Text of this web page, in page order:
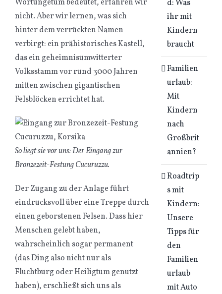
Wortungetüm bedeutet, erfahren wir
nicht. Aber wir lernen, was sich
hinter dem verrückten Namen
verbirgt: ein prähistorisches Kastell,
das ein geheimnisumwitterter
Volksstamm vor rund 3000 Jahren
mitten zwischen gigantischen
Felsblöcken errichtet hat.
So liegt sie vor uns: Der Eingang zur
Bronzezeit-Festung Cucuruzzu.
Der Zugang zu der Anlage führt
eindrucksvoll über eine Treppe durch
einen geborstenen Felsen. Dass hier
Menschen gelebt haben,
wahrscheinlich sogar permanent
(das Ding also nicht nur als
Fluchtburg oder Heiligtum genutzt
haben), erschließt sich uns als
d: Was
ihr mit
Kindern
braucht
Familien
urlaub:
Mit
Kindern
nach
Großbrit
annien?
Roadtrip
s mit
Kindern:
Unsere
Tipps für
den
Familien
urlaub
mit Auto